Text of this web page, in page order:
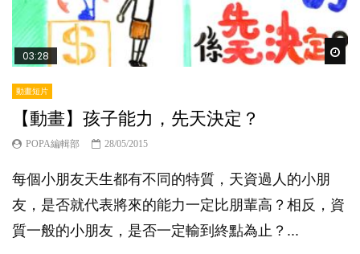
03:28
動畫短片
【動畫】孩子能力，先天決定？
POPA編輯部 28/05/2015
每個小朋友天生都有不同的特質，天資過人的小朋
友，是否就代表將來的能力一定比朋輩高？相反，資
質一般的小朋友，是否一定輸到終點為止？...